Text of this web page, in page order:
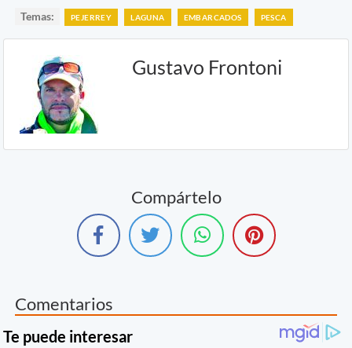
Temas: PEJERREY LAGUNA EMBARCADOS PESCA
Gustavo Frontoni
Compártelo
Comentarios